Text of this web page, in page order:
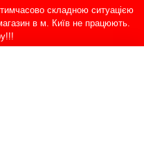
складною ситуацією
в м. Київ не працюють.